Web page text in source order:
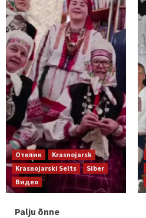
Отклик
Krasnojarsk
Krasnojarski Selts
Siber
Видео
Palju õnne